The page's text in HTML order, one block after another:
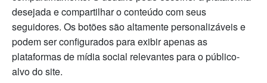
desejada e compartilhar o conteúdo com seus
seguidores. Os botões são altamente personalizáveis e
podem ser configurados para exibir apenas as
plataformas de mídia social relevantes para o público-
alvo do site.